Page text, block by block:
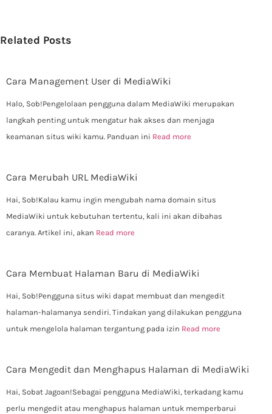
Related Posts
Cara Management User di MediaWiki
Halo, Sob!Pengelolaan pengguna dalam MediaWiki merupakan
langkah penting untuk mengatur hak akses dan menjaga
keamanan situs wiki kamu. Panduan ini Read more
Cara Merubah URL MediaWiki
Hai, Sob!Kalau kamu ingin mengubah nama domain situs
MediaWiki untuk kebutuhan tertentu, kali ini akan dibahas
caranya. Artikel ini, akan Read more
Cara Membuat Halaman Baru di MediaWiki
Hai, Sob!Pengguna situs wiki dapat membuat dan mengedit
halaman-halamanya sendiri. Tindakan yang dilakukan pengguna
untuk mengelola halaman tergantung pada izin Read more
Cara Mengedit dan Menghapus Halaman di MediaWiki
Hai, Sobat Jagoan!Sebagai pengguna MediaWiki, terkadang kamu
perlu mengedit atau menghapus halaman untuk memperbarui